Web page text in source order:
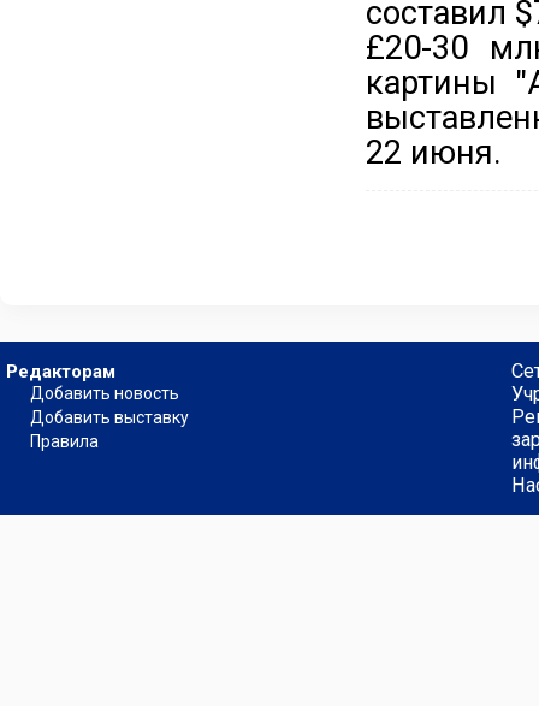
составил
£20-30
картины
22 июня.
Редакторам
Добавить новость
Добавить выставку
Правила